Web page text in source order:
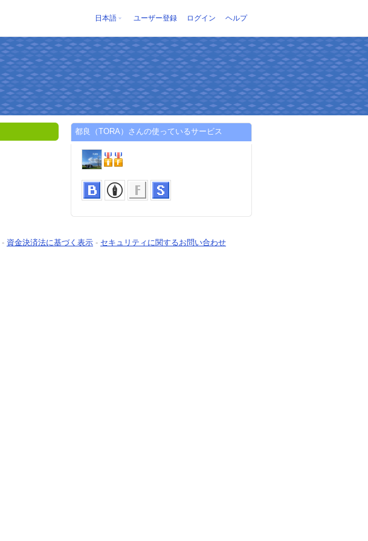
日本語 ユーザー登録 ログイン ヘルプ
都良（TORA）さんの使っているサービス
- 資金決済法に基づく表示 - セキュリティに関するお問い合わせ